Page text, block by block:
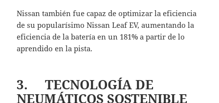
Nissan también fue capaz de optimizar la eficiencia
de su popularísimo Nissan Leaf EV, aumentando la
eficiencia de la batería en un 181% a partir de lo
aprendido en la pista.
3. TECNOLOGÍA DE
NEUMÁTICOS SOSTENIBLE